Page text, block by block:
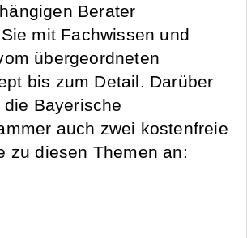
Berater
mit Fachwissen und
übergeordneten
bis zum Detail. Darüber
Bayerische
auch zwei kostenfreie
zu diesen Themen an: